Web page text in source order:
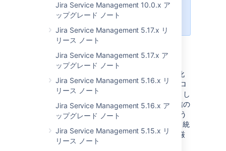
Jira Service Management 10.0.x ア
ップグレード ノート
Jira Service Management 5.17.x リ
リース ノート
Jira Service Management 5.17.x ア
ップグレード ノート
Jira Service Management 5.16.x リ
リース ノート
Jira Service Management 5.16.x ア
ップグレード ノート
Jira Service Management 5.15.x リ
リース ノート
the potential risk from the rewrite
and is turned on by default.
送信メールに OAuth 2.0 を使用
OAuth 2.0 認証を送信メール サーバーで有効化
しました。Google と Microsoft は、SMTP プロ
トコルとともに、接続のためのプロバイダーとし
て引き続きサポートされます。今後は、送受信の
両メール サーバーで OAuth 2.0 を使用するよう
にセットアップできます。これによって、Jira 統
合やサードパーティ アプリとの接続において厳
重なセキュリティを提供します。